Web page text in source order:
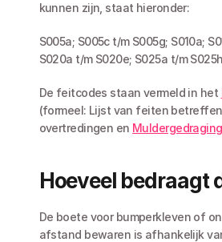
kunnen zijn, staat hieronder:
S005a; S005c t/m S005g; S010a;
S020a t/m S020e; S025a t/m
De feitcodes staan vermeld in het
(formeel: Lijst van feiten
overtredingen en
Hoeveel bedraagt
De boete voor bumperkleven of
afstand bewaren is afhankelijk